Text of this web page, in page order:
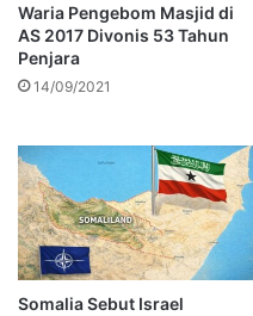
Waria Pengebom Masjid di
AS 2017 Divonis 53 Tahun
Penjara
14/09/2021
Somalia Sebut Israel